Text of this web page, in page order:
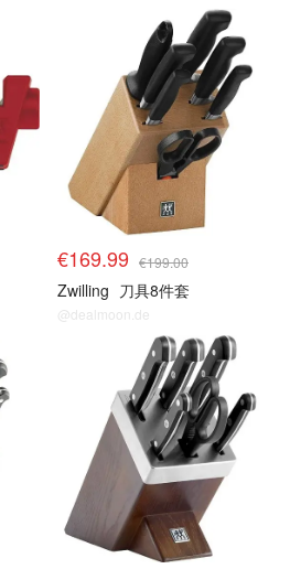
€169.99 €199.00
Zwilling 刀具8件套
@dealmoon.de